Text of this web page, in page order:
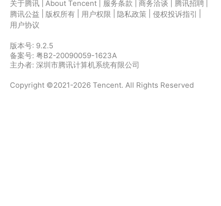
关于腾讯 About Tencent 服务条款 商务洽谈 腾讯招聘
腾讯公益
版权所有 用户权限 隐私政策 侵权投诉指引
用户协议
版本号: 9.2.5
备案号: 粤B2-20090059-1623A
主办者: 深圳市腾讯计算机系统有限公司
Copyright ©2021-2026 Tencent. All Rights Reserved